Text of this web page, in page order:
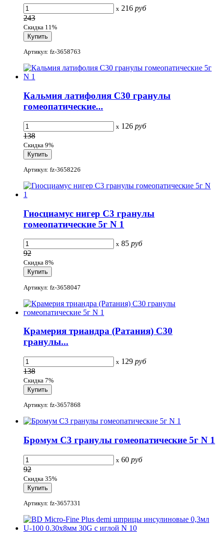
x 216 руб
243
Скидка 11%
Артикул: fz-3658763
Кальмия латифолия С30 гранулы
гомеопатические...
x 126 руб
138
Скидка 9%
Артикул: fz-3658226
Гиосциамус нигер C3 гранулы
гомеопатические 5г N 1
x 85 руб
92
Скидка 8%
Артикул: fz-3658047
Крамерия триандра (Ратания) С30
гранулы...
x 129 руб
138
Скидка 7%
Артикул: fz-3657868
Бромум С3 гранулы гомеопатические 5г N 1
x 60 руб
92
Скидка 35%
Артикул: fz-3657331